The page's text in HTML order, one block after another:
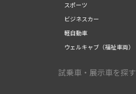
スポーツ
ビジネスカー
軽自動車
ウェルキャブ（福祉車両）
試乗車・展示車を探す